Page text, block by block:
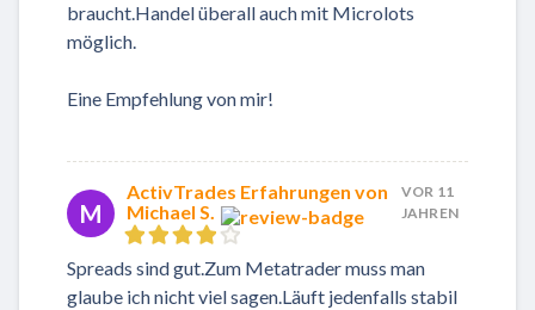
braucht.Handel überall auch mit Microlots
möglich.
Eine Empfehlung von mir!
M
ActivTrades Erfahrungen von
Michael S.
VOR 11
JAHREN
Spreads sind gut.Zum Metatrader muss man
glaube ich nicht viel sagen.Läuft jedenfalls stabil